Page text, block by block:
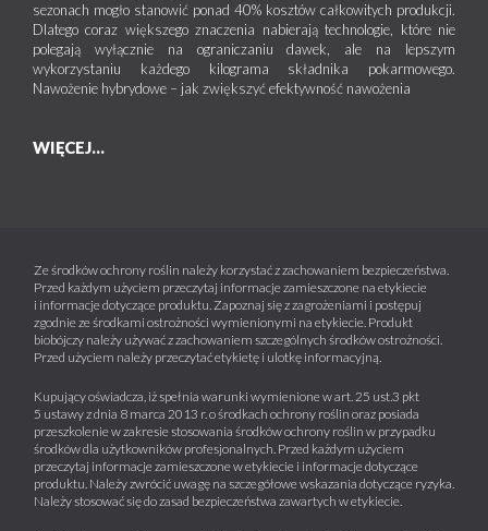
sezonach mogło stanowić ponad 40% kosztów całkowitych produkcji.
Dlatego coraz większego znaczenia nabierają technologie, które nie
polegają wyłącznie na ograniczaniu dawek, ale na lepszym
wykorzystaniu każdego kilograma składnika pokarmowego.
Nawożenie hybrydowe – jak zwiększyć efektywność nawożenia
WIĘCEJ...
Ze środków ochrony roślin należy korzystać z zachowaniem bezpieczeństwa.
Przed każdym użyciem przeczytaj informacje zamieszczone na etykiecie
i informacje dotyczące produktu. Zapoznaj się z zagrożeniami i postępuj
zgodnie ze środkami ostrożności wymienionymi na etykiecie. Produkt
biobójczy należy używać z zachowaniem szczególnych środków ostrożności.
Przed użyciem należy przeczytać etykietę i ulotkę informacyjną.
Kupujący oświadcza, iż spełnia warunki wymienione w art. 25 ust.3 pkt
5 ustawy z dnia 8 marca 2013 r. o środkach ochrony roślin oraz posiada
przeszkolenie w zakresie stosowania środków ochrony roślin w przypadku
środków dla użytkowników profesjonalnych. Przed każdym użyciem
przeczytaj informacje zamieszczone w etykiecie i informacje dotyczące
produktu. Należy zwrócić uwagę na szczegółowe wskazania dotyczące ryzyka.
Należy stosować się do zasad bezpieczeństwa zawartych w etykiecie.